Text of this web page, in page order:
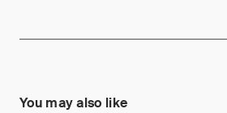
You may also like